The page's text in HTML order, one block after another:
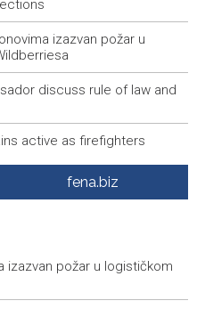
izazvan požar u
discuss rule of law and
active as firefighters
u KS - Više od 112
na aerodromu Halle
fena.biz
izazvan požar u logističkom